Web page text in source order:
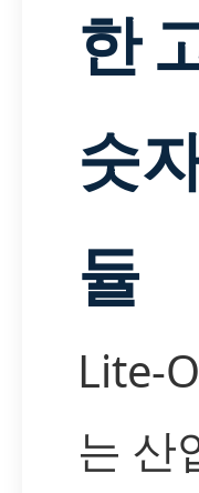
한
숫
듈
Lite-
는 산